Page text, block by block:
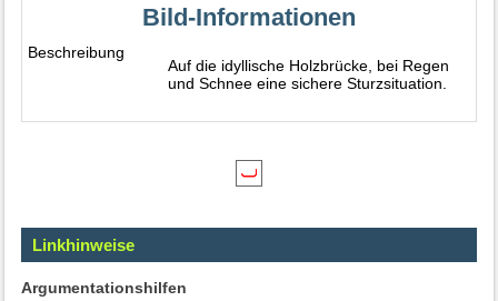
Bild-Informationen
Beschreibung
Auf die idyllische Holzbrücke, bei Regen
und Schnee eine sichere Sturzsituation.
Linkhinweise
Argumentationshilfen